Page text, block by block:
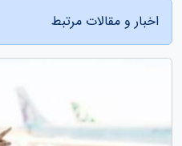
اخبار و مقالات مرتبط